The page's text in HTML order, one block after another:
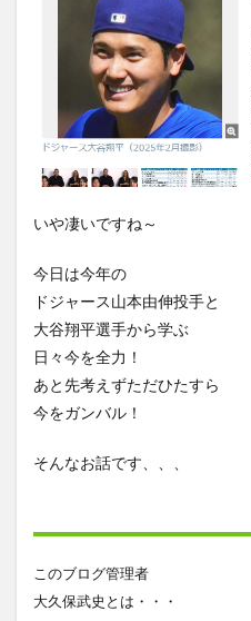
いや凄いですね～
今日は今年の
ドジャース山本由伸投手と
大谷翔平選手から学ぶ
日々今を全力！
あと先考えずただひたすら
今をガンバル！
そんなお話です、、、
このブログ管理者
大久保武史とは・・・